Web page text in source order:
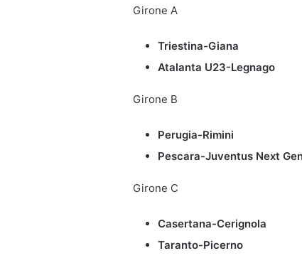
Girone A
Triestina-Giana
Atalanta U23-Legnago
Girone B
Perugia-Rimini
Pescara-Juventus Next
Girone C
Casertana-Cerignola
Taranto-Picerno